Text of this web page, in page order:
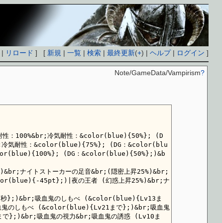
| リロード ] [ 新規 |一覧 |検索 |最終更新(+) |ヘルプ| ログイン ]
Note/GameData/Vampirism?